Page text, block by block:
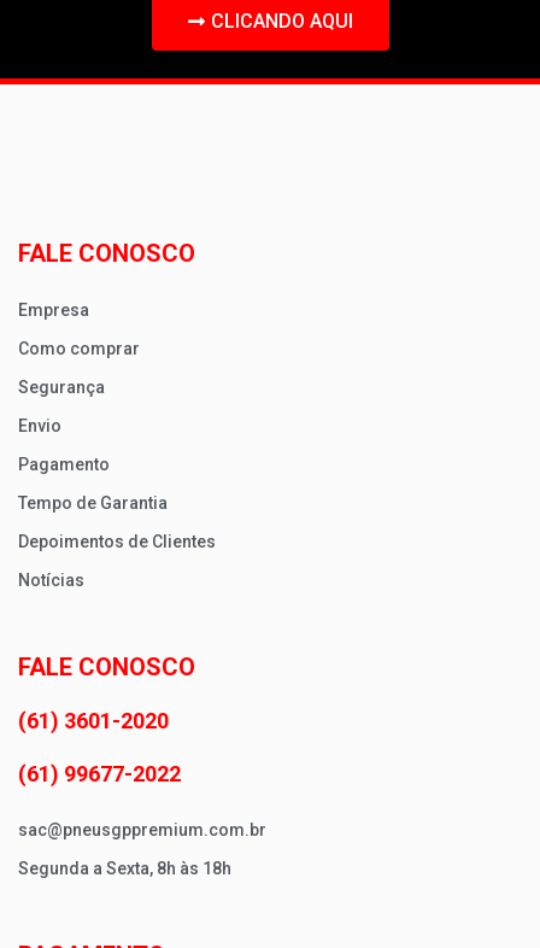
CLICANDO AQUI
FALE CONOSCO
Empresa
Como comprar
Segurança
Envio
Pagamento
Tempo de Garantia
Depoimentos de Clientes
Notícias
FALE CONOSCO
(61) 3601-2020
(61) 99677-2022
sac@pneusgppremium.com.br
Segunda a Sexta, 8h às 18h